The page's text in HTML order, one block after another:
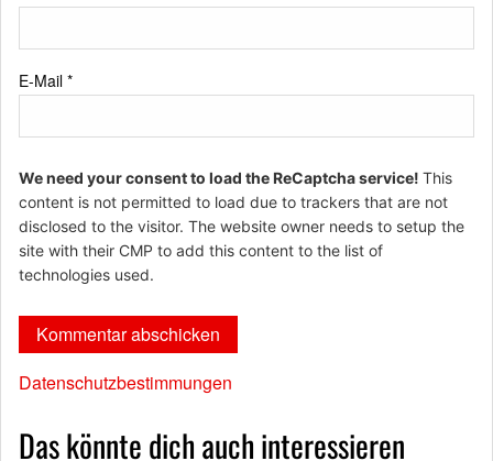
E-Mail *
We need your consent to load the ReCaptcha service! This
content is not permitted to load due to trackers that are not
disclosed to the visitor. The website owner needs to setup the
site with their CMP to add this content to the list of
technologies used.
Datenschutzbestimmungen
Das könnte dich auch interessieren